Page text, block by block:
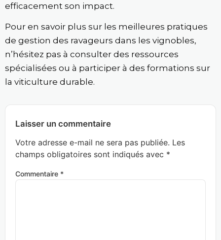
efficacement son impact.
Pour en savoir plus sur les meilleures pratiques
de gestion des ravageurs dans les vignobles,
n’hésitez pas à consulter des ressources
spécialisées ou à participer à des formations sur
la viticulture durable.
Laisser un commentaire
Votre adresse e-mail ne sera pas publiée. Les
champs obligatoires sont indiqués avec *
Commentaire *